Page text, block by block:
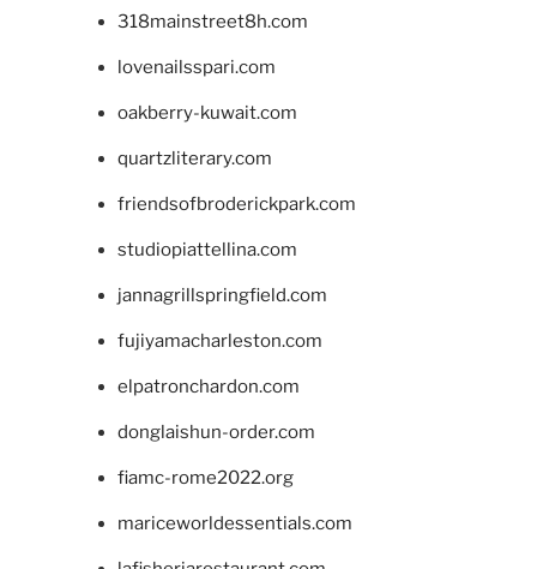
318mainstreet8h.com
lovenailsspari.com
oakberry-kuwait.com
quartzliterary.com
friendsofbroderickpark.com
studiopiattellina.com
jannagrillspringfield.com
fujiyamacharleston.com
elpatronchardon.com
donglaishun-order.com
fiamc-rome2022.org
mariceworldessentials.com